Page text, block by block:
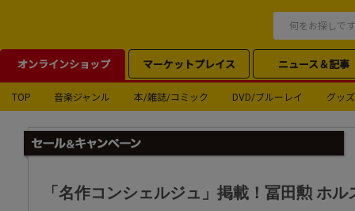
オンラインショップ マーケットプレイス ニュース＆記事
TOP 音楽ジャンル 本/雑誌/コミック DVD/ブルーレイ グッズ
「名作コンシェルジュ」掲載！冨田勲 ホ